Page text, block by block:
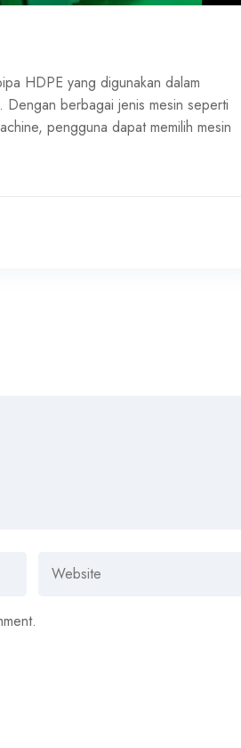
HDPE yang digunakan dalam
Dengan berbagai jenis mesin seperti
pengguna dapat memilih mesin